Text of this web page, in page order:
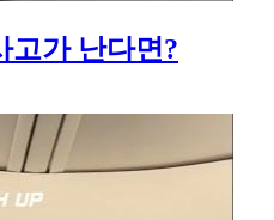
고가 난다면?